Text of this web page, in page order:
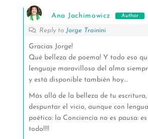
Ana Jachimowicz Author
Reply to Jorge Trainini
Gracias Jorge!
Qué belleza de poema! Y todo eso
lenguaje maravilloso del alma
y está disponible también hoy…
Más allá de la belleza de tu
despuntar el vicio, aunque con
poético: la Conciencia no es pausa:
todo!!!!